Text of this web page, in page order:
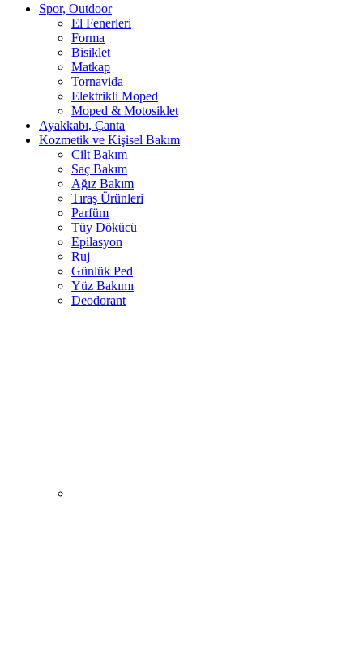
Spor, Outdoor
El Fenerleri
Forma
Bisiklet
Matkap
Tornavida
Elektrikli Moped
Moped & Motosiklet
Ayakkabı, Çanta
Kozmetik ve Kişisel Bakım
Cilt Bakım
Saç Bakım
Ağız Bakım
Tıraş Ürünleri
Parfüm
Tüy Dökücü
Epilasyon
Ruj
Günlük Ped
Yüz Bakımı
Deodorant